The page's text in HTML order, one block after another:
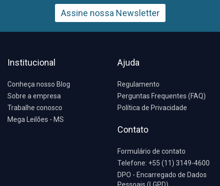
Assine nossa Newsletter
Institucional
Conheça nosso Blog
Sobre a empresa
Trabalhe conosco
Mega Leilões - MS
Ajuda
Regulamento
Perguntas Frequentes (FAQ)
Política de Privacidade
Contato
Formulário de contato
Telefone: +55 (11) 3149-4600
DPO - Encarregado de Dados